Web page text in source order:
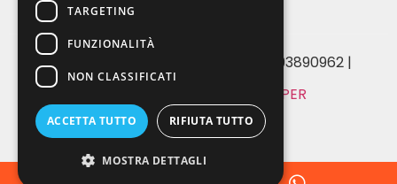
© 2024 Solartende SRL | P.IVA 07393890962 |
BY WHITE PAPER
Privacy & Cookie Policy
TARGETING
FUNZIONALITÀ
NON CLASSIFICATI
ACCETTA TUTTO RIFIUTA TUTTO
MOSTRA DETTAGLI